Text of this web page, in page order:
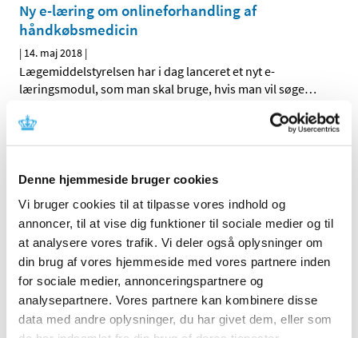
Denne hjemmeside bruger cookies
Vi bruger cookies til at tilpasse vores indhold og
annoncer, til at vise dig funktioner til sociale medier og til
at analysere vores trafik. Vi deler også oplysninger om
din brug af vores hjemmeside med vores partnere inden
for sociale medier, annonceringspartnere og
analysepartnere. Vores partnere kan kombinere disse
data med andre oplysninger, du har givet dem, eller som
Ny e-læring om onlineforhandling af
håndkøbsmedicin
| 14. maj 2018 |
Lægemiddelstyrelsen har i dag lanceret et nyt e-
læringsmodul, som man skal bruge, hvis man vil søge…
Bevilling til Galten Apotek
Lægemiddelstyrelsen har den 8. maj 2018 meddelt Mikkel
Aastrup Nørreslet bevilling til at drive Galten Apotek.
Bevilling til Skovlunde Apotek
|9. maj 2018|
Lægemiddelstyrelsen har den 1. maj 2018 meddelt Jacob
Lenau bevilling til at drive Skovlunde Apotek.